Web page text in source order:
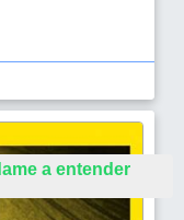
a entender